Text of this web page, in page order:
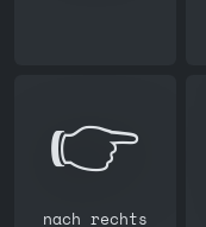
👉️
nach rechts